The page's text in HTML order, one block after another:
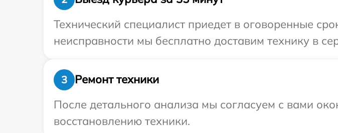
Технический специалист приедет в оговоренные
неисправности мы бесплатно доставим технику в
3
Ремонт техники
После детального анализа мы согласуем с вами
восстановлению техники.